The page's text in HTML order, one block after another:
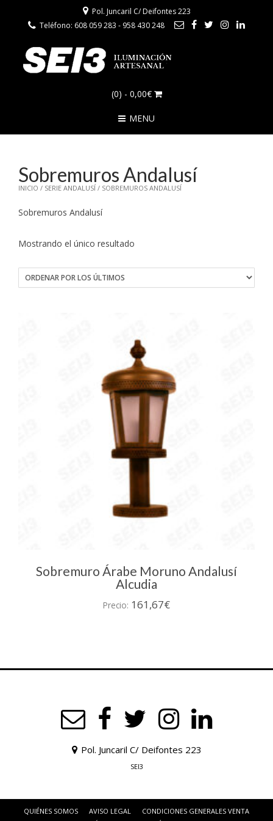
Pol. Juncaril C/ Deifontes 223
Teléfono: 608 059 283 - 958 430 248
(0) - 0,00€
MENU
INICIO / SERIE ANDALUSÍ / SOBREMUROS ANDALUSÍ
Sobremuros Andalusí
Sobremuros Andalusí
Mostrando el único resultado
Sobremuro Árabe Moruno Andalusí
Alcudia
Precio: 161,67€
Pol. Juncaril C/ Deifontes 223
SEI3
QUIÉNES SOMOS AVISO LEGAL
CONDICIONES GENERALES VENTA